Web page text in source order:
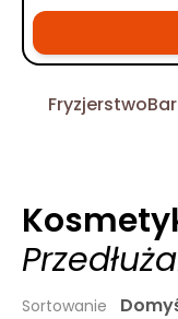
Fryzjerstwo
Sortowanie